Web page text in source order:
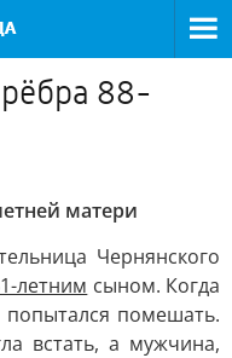
88-
матери
Чернянского
летним сыном. Когда
помешать.
встать, а мужчина,